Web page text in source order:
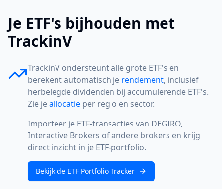
Je ETF's bijhouden met
TrackinV
TrackinV ondersteunt alle grote ETF's en
berekent automatisch je rendement, inclusief
herbelegde dividenden bij accumulerende ETF's.
Zie jeallocatie per regio en sector.
Importeer je ETF-transacties van DEGIRO,
Interactive Brokers of andere brokers en krijg
direct inzicht in je ETF-portfolio.
Bekijk de ETF Portfolio Tracker